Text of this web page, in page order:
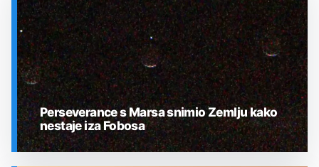
Perseverance s Marsa snimio Zemlju kako
nestaje iza Fobosa